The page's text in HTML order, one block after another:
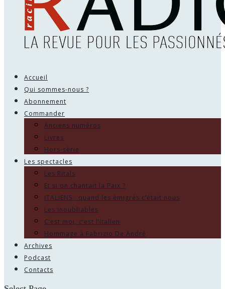
Accueil
Qui sommes-nous ?
Abonnement
Commander
Anciens numéros
Livres
Hors-série
Les spectacles
Les Ritals
Et si on chantait la Paix ?
ITALIENS , quand les émigrés c’était nous
Les Inoubliables
C’est moi, c’est l’italien
Hommage à Fabrizio De André
Archives
Podcast
Contacts